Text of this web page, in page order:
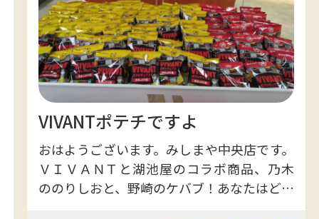
VIVANTポテチですよ
おはようございます。みしまや中央店です。
ＶＩＶＡＮＴと湖池屋のコラボ商品、乃木
ののりしおと、野崎のケバブ！あなたはどっ